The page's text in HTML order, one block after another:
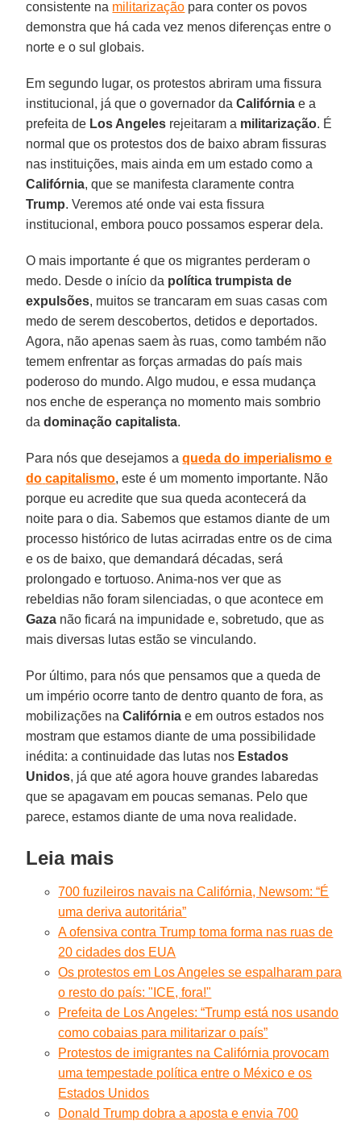
consistente na militarização para conter os povos
demonstra que há cada vez menos diferenças entre o
norte e o sul globais.
Em segundo lugar, os protestos abriram uma fissura
institucional, já que o governador daCalifórnia e a
prefeita de Los Angeles rejeitaram a militarização. É
normal que os protestos dos de baixo abram fissuras
nas instituições, mais ainda em um estado como a
Califórnia, que se manifesta claramente contra
Trump. Veremos até onde vai esta fissura
institucional, embora pouco possamos esperar dela.
O mais importante é que os migrantes perderam o
medo. Desde o início da política trumpista de
expulsões, muitos se trancaram em suas casas com
medo de serem descobertos, detidos e deportados.
Agora, não apenas saem às ruas, como também não
temem enfrentar as forças armadas do país mais
poderoso do mundo. Algo mudou, e essa mudança
nos enche de esperança no momento mais sombrio
dadominação capitalista.
Para nós que desejamos aqueda do imperialismo e
do capitalismo, este é um momento importante. Não
porque eu acredite que sua queda acontecerá da
noite para o dia. Sabemos que estamos diante de um
processo histórico de lutas acirradas entre os de cima
e os de baixo, que demandará décadas, será
prolongado e tortuoso. Anima-nos ver que as
rebeldias não foram silenciadas, o que acontece em
Gaza não ficará na impunidade e, sobretudo, que as
mais diversas lutas estão se vinculando.
Por último, para nós que pensamos que a queda de
um império ocorre tanto de dentro quanto de fora, as
mobilizações naCalifórnia e em outros estados nos
mostram que estamos diante de uma possibilidade
inédita: a continuidade das lutas nos Estados
Unidos, já que até agora houve grandes labaredas
que se apagavam em poucas semanas. Pelo que
parece, estamos diante de uma nova realidade.
Leia mais
700 fuzileiros navais na Califórnia, Newsom: “É
uma deriva autoritária”
A ofensiva contra Trump toma forma nas ruas de
20 cidades dos EUA
Os protestos em Los Angeles se espalharam para
o resto do país: "ICE, fora!"
Prefeita de Los Angeles: “Trump está nos usando
como cobaias para militarizar o país”
Protestos de imigrantes na Califórnia provocam
uma tempestade política entre o México e os
Estados Unidos
Donald Trump dobra a aposta e envia 700